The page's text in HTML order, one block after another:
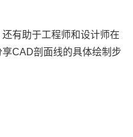
有助于工程师和设计师在
CAD剖面线的具体绘制步